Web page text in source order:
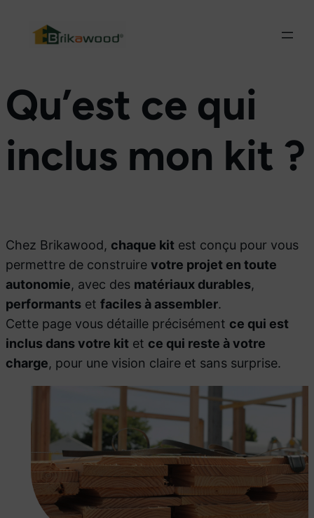
Qu’est ce qui
inclus mon kit ?
Chez Brikawood, chaque kit est conçu pour vous
permettre de construire votre projet en toute
autonomie, avec des matériaux durables,
performants et faciles à assembler.
Cette page vous détaille précisément ce qui est
inclus dans votre kit et ce qui reste à votre
charge, pour une vision claire et sans surprise.